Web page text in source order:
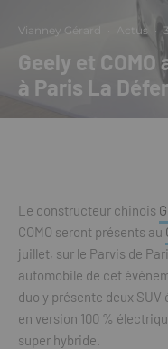
Vianney Gérard Actus ·
Geely et
à Paris La
Le constructeur chinois
COMO seront présents au
juillet, sur le Parvis de
automobile de cet
duo y présente deux
en version 100 %
super hybride.